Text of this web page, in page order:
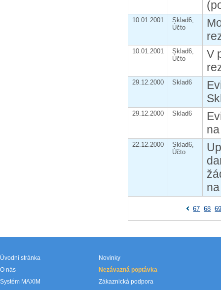
10.01.2001
Sklad6,
Účto
10.01.2001
Sklad6,
Účto
V
29.12.2000 Sklad6
29.12.2000 Sklad6
22.12.2000
Sklad6,
Účto
67 68
Úvodní stránka
O nás
Systém MAXIM
Novinky
Nezávazná poptávka
Zákaznická podpora